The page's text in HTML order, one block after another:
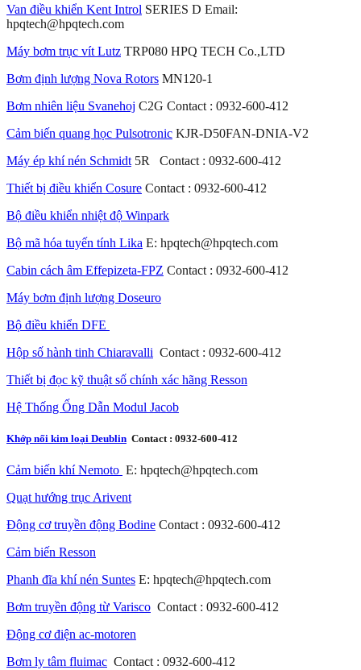
Van điều khiển Kent Introl SERIES D Email:
hpqtech@hpqtech.com
Máy bơm trục vít Lutz TRP080 HPQ TECH Co.,LTD
Bơm định lượng Nova Rotors MN120-1
Bơm nhiên liệu Svanehoj C2G Contact : 0932-600-412
Cảm biến quang học Pulsotronic KJR-D50FAN-DNIA-V2
Máy ép khí nén Schmidt 5R Contact : 0932-600-412
Thiết bị điều khiển Cosure Contact : 0932-600-412
Bộ điều khiển nhiệt độ Winpark
Bộ mã hóa tuyến tính Lika E: hpqtech@hpqtech.com
Cabin cách âm Effepizeta-FPZ Contact : 0932-600-412
Máy bơm định lượng Doseuro
Bộ điều khiển DFE
Hộp số hành tinh Chiaravalli Contact : 0932-600-412
Thiết bị đọc kỹ thuật số chính xác hãng Resson
Hệ Thống Ống Dẫn Modul Jacob
Khớp nối kim loại Deublin Contact : 0932-600-412
Cảm biến khí Nemoto E: hpqtech@hpqtech.com
Quạt hướng trục Arivent
Động cơ truyền động Bodine Contact : 0932-600-412
Cảm biến Resson
Phanh đĩa khí nén Suntes E: hpqtech@hpqtech.com
Bơm truyền động từ Varisco Contact : 0932-600-412
Động cơ điện ac-motoren
Bơm ly tâm fluimac Contact : 0932-600-412